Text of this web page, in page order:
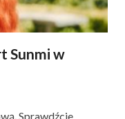
Sunmi w
Sprawdźcie